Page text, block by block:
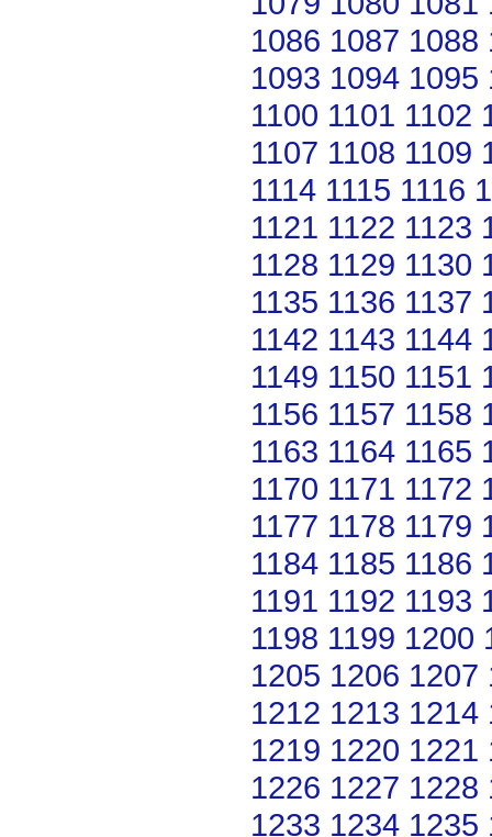
1086 1087 1088
1093 1094 1095
1100 1101 1102
1107 1108 1109
1114 1115 1116
1121 1122 1123
1128 1129 1130
1135 1136 1137
1142 1143 1144
1149 1150 1151
1156 1157 1158
1163 1164 1165
1170 1171 1172
1177 1178 1179
1184 1185 1186
1191 1192 1193
1198 1199 1200
1205 1206 1207
1212 1213 1214
1219 1220 1221
1226 1227 1228
1233 1234 1235